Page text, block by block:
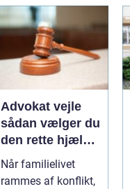
Advokat vejle
sådan vælger du
den rette hjælp
til familien
Når familielivet
rammes af konflikt,